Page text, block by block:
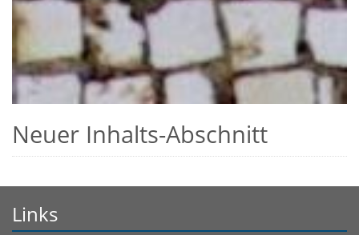
Neuer Inhalts-Abschnitt
Links